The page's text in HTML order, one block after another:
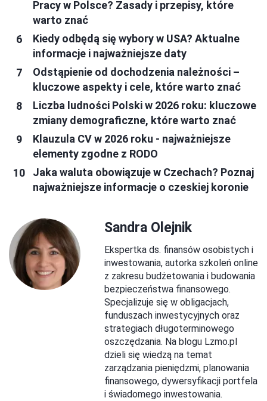
Pracy w Polsce? Zasady i przepisy, które
warto znać
Kiedy odbędą się wybory w USA? Aktualne
informacje i najważniejsze daty
Odstąpienie od dochodzenia należności –
kluczowe aspekty i cele, które warto znać
Liczba ludności Polski w 2026 roku: kluczowe
zmiany demograficzne, które warto znać
Klauzula CV w 2026 roku - najważniejsze
elementy zgodne z RODO
Jaka waluta obowiązuje w Czechach? Poznaj
najważniejsze informacje o czeskiej koronie
Sandra Olejnik
Ekspertka ds. finansów osobistych i
inwestowania, autorka szkoleń online
z zakresu budżetowania i budowania
bezpieczeństwa finansowego.
Specjalizuje się w obligacjach,
funduszach inwestycyjnych oraz
strategiach długoterminowego
oszczędzania. Na blogu Lzmo.pl
dzieli się wiedzą na temat
zarządzania pieniędzmi, planowania
finansowego, dywersyfikacji portfela
i świadomego inwestowania.